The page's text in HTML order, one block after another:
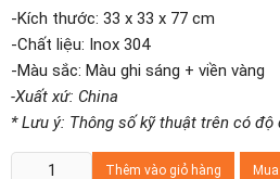
-Kích thước: 33 x 33 x 77 cm
-Chất liệu: Inox 304
-Màu sắc: Màu ghi sáng + viền vàng
-Xuất xứ: China
* Lưu ý: Thông số kỹ thuật trên có độ
Thùng
Thêm vào giỏ hàng